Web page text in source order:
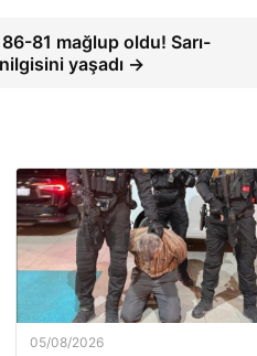
86-81 mağlup oldu! Sarı-
yaşadı →
05/08/2026